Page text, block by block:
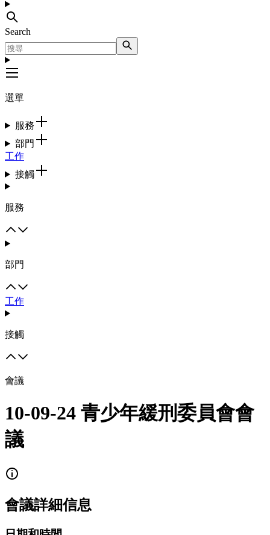
Search
選單
服務
部門
工作
接觸
服務
部門
工作
接觸
會議
10-09-24 青少年緩刑委員會會
議
會議詳細信息